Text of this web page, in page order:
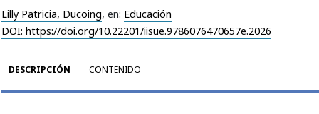
Lilly Patricia, Ducoing, en: Educación
DOI: https://doi.org/10.22201/iisue.9786076470657e.2026
DESCRIPCIÓN CONTENIDO